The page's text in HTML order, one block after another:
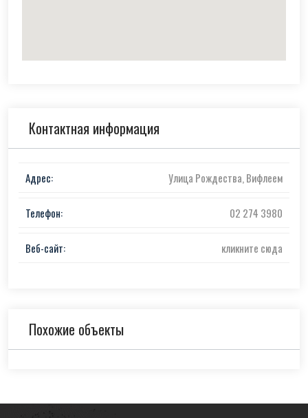
Контактная информация
Адрес: Улица Рождества, Вифлеем
Телефон: 02 274 3980
Веб-сайт: кликните сюда
Похожие объекты